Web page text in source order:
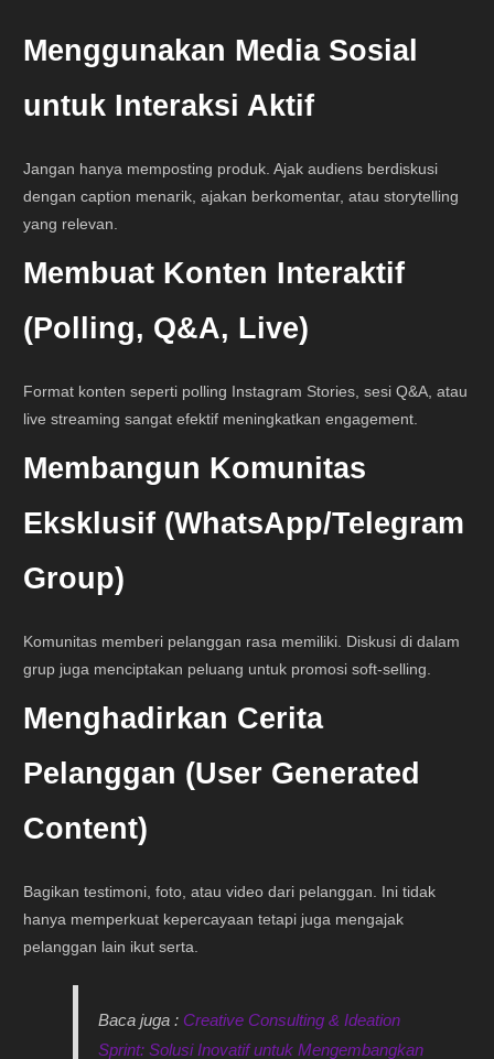
Menggunakan Media Sosial
untuk Interaksi Aktif
Jangan hanya memposting produk. Ajak audiens berdiskusi
dengan caption menarik, ajakan berkomentar, atau storytelling
yang relevan.
Membuat Konten Interaktif
(Polling, Q&A, Live)
Format konten seperti polling Instagram Stories, sesi Q&A, atau
live streaming sangat efektif meningkatkan engagement.
Membangun Komunitas
Eksklusif (WhatsApp/Telegram
Group)
Komunitas memberi pelanggan rasa memiliki. Diskusi di dalam
grup juga menciptakan peluang untuk promosi soft-selling.
Menghadirkan Cerita
Pelanggan (User Generated
Content)
Bagikan testimoni, foto, atau video dari pelanggan. Ini tidak
hanya memperkuat kepercayaan tetapi juga mengajak
pelanggan lain ikut serta.
Baca juga : Creative Consulting & Ideation
Sprint: Solusi Inovatif untuk Mengembangkan